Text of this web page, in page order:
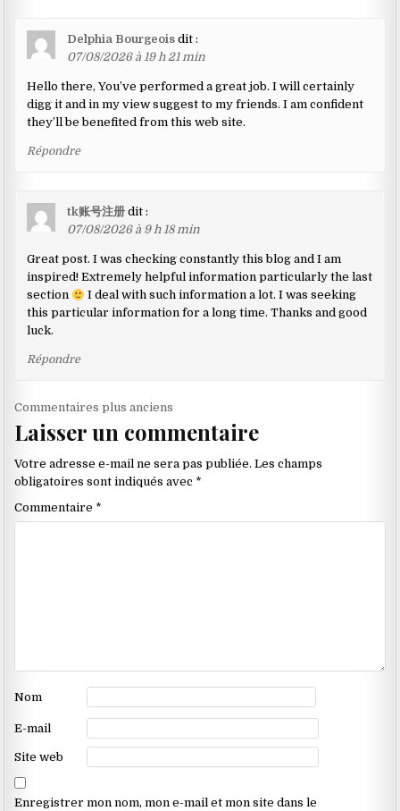
Delphia Bourgeois dit :
07/08/2026 à 19 h 21 min
Hello there, You’ve performed a great job. I will certainly
digg it and in my view suggest to my friends. I am confident
they’ll be benefited from this web site.
Répondre
tk账号注册 dit :
07/08/2026 à 9 h 18 min
Great post. I was checking constantly this blog and I am
inspired! Extremely helpful information particularly the last
section
I deal with such information a lot. I was seeking
this particular information for a long time. Thanks and good
luck.
Répondre
Navigation
dans
les
commentaires
Commentaires plus anciens
Laisser un commentaire
Votre adresse e-mail ne sera pas publiée. Les champs
obligatoires sont indiqués avec *
Commentaire *
Nom
E-mail
Site web
Enregistrer mon nom, mon e-mail et mon site dans le